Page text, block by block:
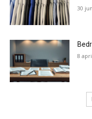
30
8